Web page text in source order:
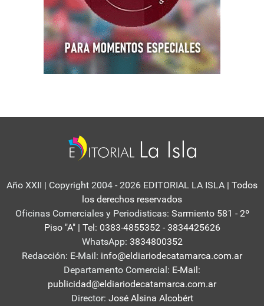
Año XXII | Copyright 2004 - 2026 EDITORIAL LA ISLA | Todos
los derechos reservados
Oficinas Comerciales y Periodisticas: Sarmiento 581 - 2º
Piso "A" | Tel: 0383-4855352 - 3834425626
WhatsApp: 3834800352
Redacción: E-Mail: info@eldiariodecatamarca.com.ar
Departamento Comercial: E-Mail:
publicidad@eldiariodecatamarca.com.ar
Director: José Alsina Alcobért